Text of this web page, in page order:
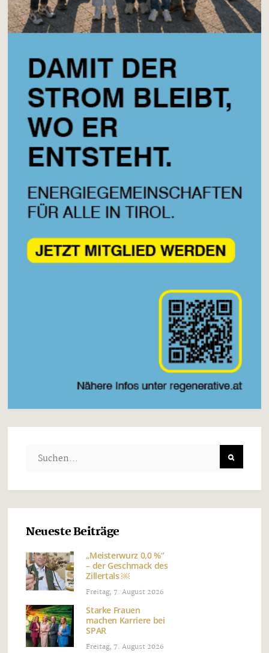
Neueste Beiträge
„Meisterwurz 0,0 %“
– der Geschmack des
Zillertals ￼
Freitag, 7. August 2026
Starke Frauen
machen Karriere bei
SPAR
Freitag, 7. August 2026